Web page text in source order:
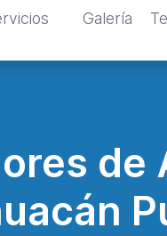
Galería
de